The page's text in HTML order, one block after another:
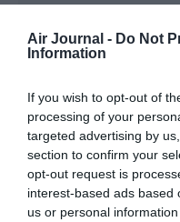
Air Journal - Do Not
Information
If you wish to opt-out of
processing of your
targeted advertising by
section to confirm your
opt-out request is
interest-based ads based
us or personal
tarasboulabaa
Ridicule